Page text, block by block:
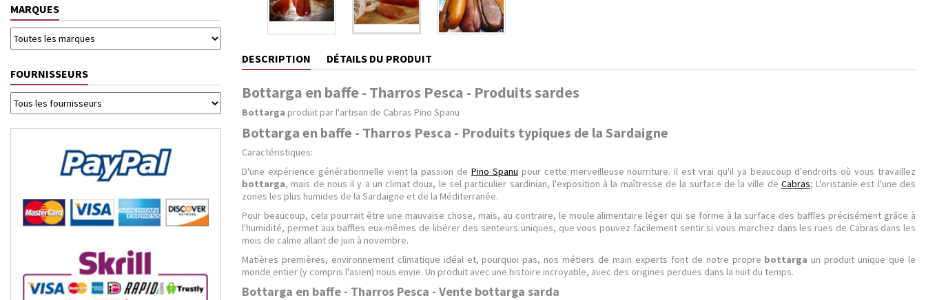
MARQUES
FOURNISSEURS
DESCRIPTION DÉTAILS DU PRODUIT
Bottarga en baffe - Tharros Pesca - Produits sardes
Bottarga produit par l'artisan de Cabras Pino Spanu
Bottarga en baffe - Tharros Pesca - Produits typiques de la Sardaigne
Caractéristiques:
D'une expérience générationnelle vient la passion dePino Spanu pour cette merveilleuse nourriture. Il est vrai qu'il ya beaucoup d'endroits où vous travaillez
bottarga, mais de nous il y a un climat doux, le sel particulier sardinian, l'exposition à la maîtresse de la surface de la ville de Cabras; L'oristanie est l'une des
zones les plus humides de la Sardaigne et de la Méditerranée.
Pour beaucoup, cela pourrait être une mauvaise chose, mais, au contraire, le moule alimentaire léger qui se forme à la surface des baffles précisément grâce à
l'humidité, permet aux baffles eux-mêmes de libérer des senteurs uniques, que vous pouvez facilement sentir si vous marchez dans les rues de Cabras dans les
mois de calme allant de juin à novembre.
Matières premières, environnement climatique idéal et, pourquoi pas, nos métiers de main experts font de notre propre bottarga un produit unique que le
monde entier (y compris l'asien) nous envie. Un produit avec une histoire incroyable, avec des origines perdues dans la nuit du temps.
Bottarga en baffe - Tharros Pesca - Vente bottarga sarda